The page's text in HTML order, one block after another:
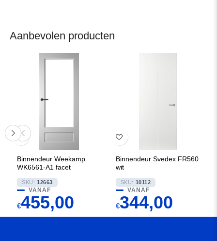
Aanbevolen producten
Binnendeur Weekamp
WK6561-A1 facet
SKU: 12663
VANAF
€455,00
Binnendeur Svedex FR560
wit
SKU: 10112
VANAF
€344,00